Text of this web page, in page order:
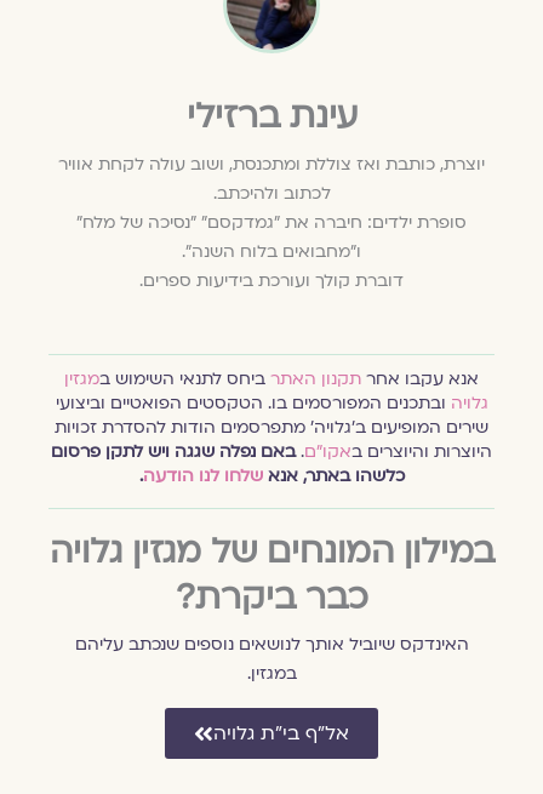
עינת ברזילי
יוצרת, כותבת ואז צוללת ומתכנסת, ושוב עולה לקחת אוויר
לכתוב ולהיכתב.
סופרת ילדים: חיברה את "גמדקסם" "נסיכה של מלח"
ו"מחבואים בלוח השנה".
דוברת קולך ועורכת בידיעות ספרים.
אנא עקבו אחרתקנון האתרביחס לתנאי השימוש ב מגזין
גלויהובתכנים המפורסמים בו. הטקסטים הפואטיים וביצועי
שירים המופיעים ב׳גלויה׳ מתפרסמים הודות להסדרת זכויות
היוצרות והיוצרים ב אקו״ם.באם נפלה שגגה ויש לתקן פרסום
כלשהו באתר, אנאשלחו לנו הודעה.
במילון המונחים של מגזין גלויה
כבר ביקרת?
האינדקס שיוביל אותך לנושאים נוספים שנכתב עליהם
במגזין.
אל״ף בי״ת גלויה